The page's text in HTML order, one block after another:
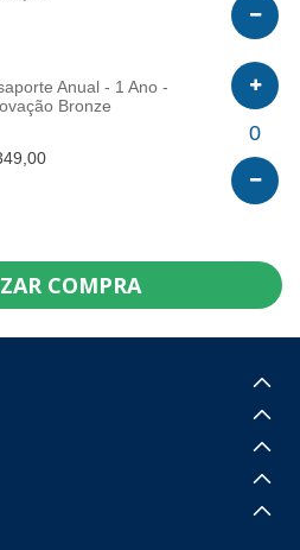
Anual - 1 Ano -
Bronze
0
COMPRA